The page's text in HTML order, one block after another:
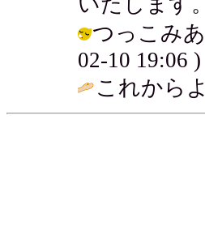
つっこみ
02-10 19:06 )
これから